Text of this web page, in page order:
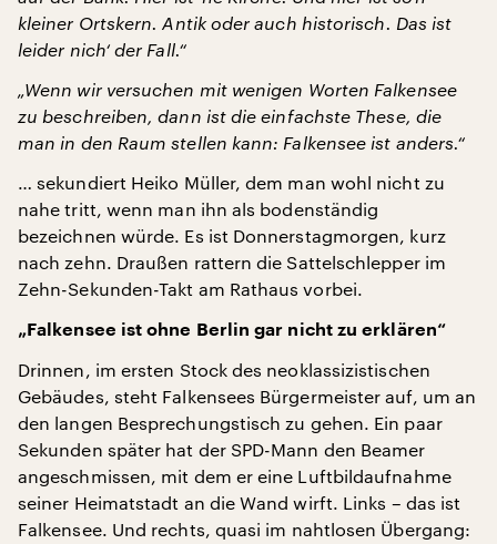
kleiner Ortskern. Antik oder auch historisch. Das ist
leider nich‘ der Fall.“
„Wenn wir versuchen mit wenigen Worten Falkensee
zu beschreiben, dann ist die einfachste These, die
man in den Raum stellen kann: Falkensee ist anders.“
… sekundiert Heiko Müller, dem man wohl nicht zu
nahe tritt, wenn man ihn als bodenständig
bezeichnen würde. Es ist Donnerstagmorgen, kurz
nach zehn. Draußen rattern die Sattelschlepper im
Zehn-Sekunden-Takt am Rathaus vorbei.
„Falkensee ist ohne Berlin gar nicht zu erklären“
Drinnen, im ersten Stock des neoklassizistischen
Gebäudes, steht Falkensees Bürgermeister auf, um an
den langen Besprechungstisch zu gehen. Ein paar
Sekunden später hat der SPD-Mann den Beamer
angeschmissen, mit dem er eine Luftbildaufnahme
seiner Heimatstadt an die Wand wirft. Links – das ist
Falkensee. Und rechts, quasi im nahtlosen Übergang: